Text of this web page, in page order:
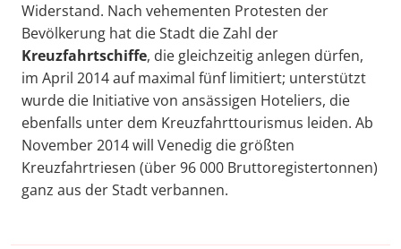
Widerstand. Nach vehementen Protesten der
Bevölkerung hat die Stadt die Zahl der
Kreuzfahrtschiffe, die gleichzeitig anlegen dürfen,
im April 2014 auf maximal fünf limitiert; unterstützt
wurde die Initiative von ansässigen Hoteliers, die
ebenfalls unter dem Kreuzfahrttourismus leiden. Ab
November 2014 will Venedig die größten
Kreuzfahrtriesen (über 96 000 Bruttoregistertonnen)
ganz aus der Stadt verbannen.